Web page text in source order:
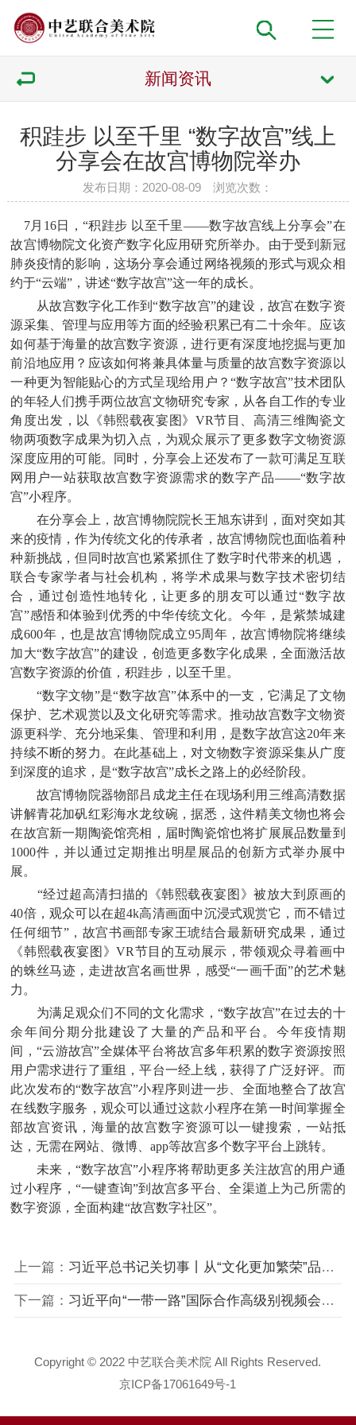
新闻资讯
积跬步 以至千里 “数字故宫”线上
分享会在故宫博物院举办
发布日期：2020-08-09 浏览次数：
7月16日，“积跬步 以至千里——数字故宫线上分享会”在
故宫博物院文化资产数字化应用研究所举办。由于受到新冠
肺炎疫情的影响，这场分享会通过网络视频的形式与观众相
约于“云端”，讲述“数字故宫”这一年的成长。
从故宫数字化工作到“数字故宫”的建设，故宫在数字资
源采集、管理与应用等方面的经验积累已有二十余年。应该
如何基于海量的故宫数字资源，进行更有深度地挖掘与更加
前沿地应用？应该如何将兼具体量与质量的故宫数字资源以
一种更为智能贴心的方式呈现给用户？“数字故宫”技术团队
的年轻人们携手两位故宫文物研究专家，从各自工作的专业
角度出发，以《韩熙载夜宴图》VR节目、高清三维陶瓷文
物两项数字成果为切入点，为观众展示了更多数字文物资源
深度应用的可能。同时，分享会上还发布了一款可满足互联
网用户一站获取故宫数字资源需求的数字产品——“数字故
宫”小程序。
在分享会上，故宫博物院院长王旭东讲到，面对突如其
来的疫情，作为传统文化的传承者，故宫博物院也面临着种
种新挑战，但同时故宫也紧紧抓住了数字时代带来的机遇，
联合专家学者与社会机构，将学术成果与数字技术密切结
合，通过创造性地转化，让更多的朋友可以通过“数字故
宫”感悟和体验到优秀的中华传统文化。今年，是紫禁城建
成600年，也是故宫博物院成立95周年，故宫博物院将继续
加大“数字故宫”的建设，创造更多数字化成果，全面激活故
宫数字资源的价值，积跬步，以至千里。
“数字文物”是“数字故宫”体系中的一支，它满足了文物
保护、艺术观赏以及文化研究等需求。推动故宫数字文物资
源更科学、充分地采集、管理和利用，是数字故宫这20年来
持续不断的努力。在此基础上，对文物数字资源采集从广度
到深度的追求，是“数字故宫”成长之路上的必经阶段。
故宫博物院器物部吕成龙主任在现场利用三维高清数据
讲解青花加矾红彩海水龙纹碗，据悉，这件精美文物也将会
在故宫新一期陶瓷馆亮相，届时陶瓷馆也将扩展展品数量到
1000件，并以通过定期推出明星展品的创新方式举办展中
展。
“经过超高清扫描的《韩熙载夜宴图》被放大到原画的
40倍，观众可以在超4k高清画面中沉浸式观赏它，而不错过
任何细节”，故宫书画部专家王琥结合最新研究成果，通过
《韩熙载夜宴图》VR节目的互动展示，带领观众寻着画中
的蛛丝马迹，走进故宫名画世界，感受“一画千面”的艺术魅
力。
为满足观众们不同的文化需求，“数字故宫”在过去的十
余年间分期分批建设了大量的产品和平台。今年疫情期
间，“云游故宫”全媒体平台将故宫多年积累的数字资源按照
用户需求进行了重组，平台一经上线，获得了广泛好评。而
此次发布的“数字故宫”小程序则进一步、全面地整合了故宫
在线数字服务，观众可以通过这款小程序在第一时间掌握全
部故宫资讯，海量的故宫数字资源可以一键搜索，一站抵
达，无需在网站、微博、app等故宫多个数字平台上跳转。
未来，“数字故宫”小程序将帮助更多关注故宫的用户通
过小程序，“一键查询”到故宫多平台、全渠道上为己所需的
数字资源，全面构建“故宫数字社区”。
上一篇： 习近平总书记关切事丨从“文化更加繁荣”品味我们的小康生活
下一篇： 习近平向“一带一路”国际合作高级别视频会议发表书面致辞
Copyright © 2022 中艺联合美术院 All Rights Reserved.
京ICP备17061649号-1